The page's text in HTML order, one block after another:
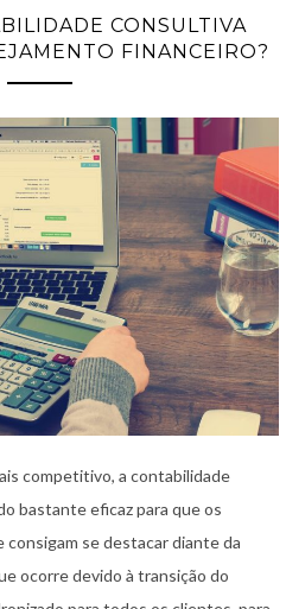
CONSULTIVA
FINANCEIRO?
competitivo, a contabilidade
bastante eficaz para que os
se destacar diante da
ocorre devido à transição do